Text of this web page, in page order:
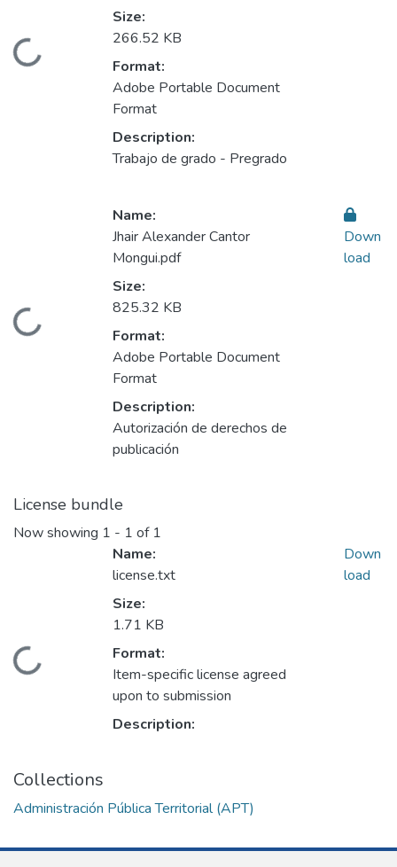
Loading...
Size:
266.52 KB
Format:
Adobe Portable Document
Format
Description:
Trabajo de grado - Pregrado
Loading...
Name:
Jhair Alexander Cantor
Mongui.pdf
Size:
825.32 KB
Format:
Adobe Portable Document
Format
Description:
Autorización de derechos de
publicación
Down
load
License bundle
Now showing 1 - 1 of 1
Loading...
Name:
license.txt
Size:
1.71 KB
Format:
Item-specific license agreed
upon to submission
Description:
Down
load
Collections
Administración Pública Territorial (APT)